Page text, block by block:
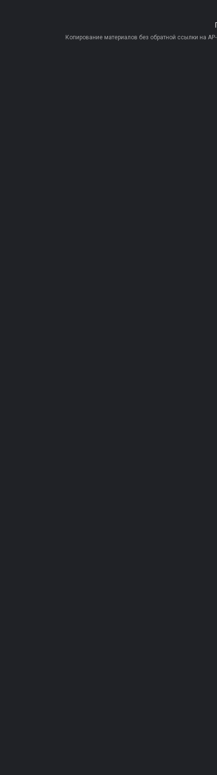
Копирование материалов без обратной ссылки на